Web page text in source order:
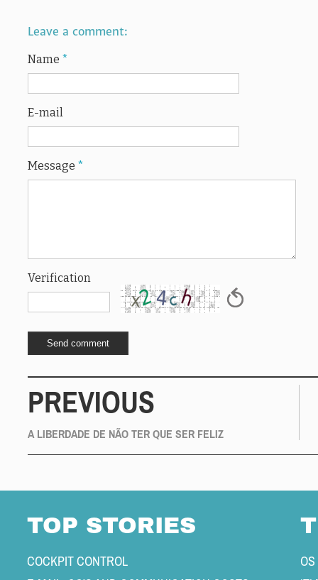
Leave a comment:
Name *
E-mail
Message *
Verification
PREVIOUS
A LIBERDADE DE NÃO TER QUE SER FELIZ
TOP STORIES
COCKPIT CONTROL